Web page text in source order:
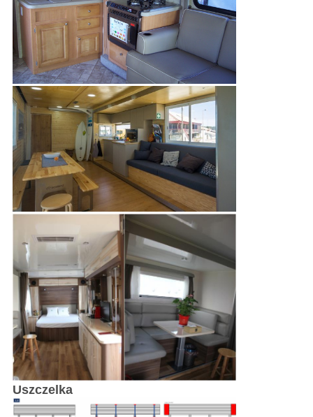
Uszczelka